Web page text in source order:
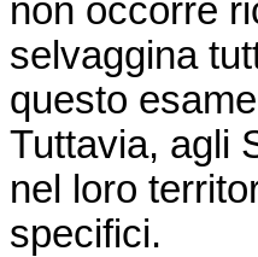
non occorre
selvaggina
questo
Tuttavia, agli
nel loro
specifici.